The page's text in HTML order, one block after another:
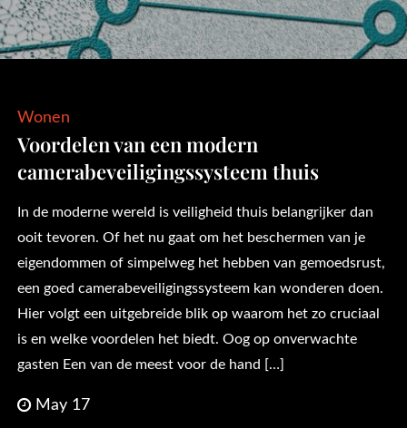
Wonen
Voordelen van een modern
camerabeveiligingssysteem thuis
In de moderne wereld is veiligheid thuis belangrijker dan
ooit tevoren. Of het nu gaat om het beschermen van je
eigendommen of simpelweg het hebben van gemoedsrust,
een goed camerabeveiligingssysteem kan wonderen doen.
Hier volgt een uitgebreide blik op waarom het zo cruciaal
is en welke voordelen het biedt. Oog op onverwachte
gasten Een van de meest voor de hand […]
May 17